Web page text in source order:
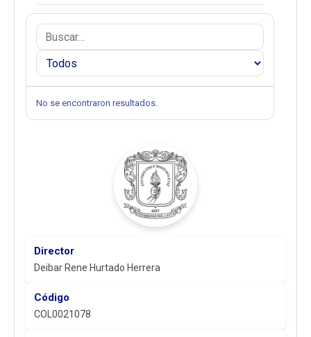
Director
Deibar Rene Hurtado Herrera
Código
COL0021078
No se encontraron resultados.